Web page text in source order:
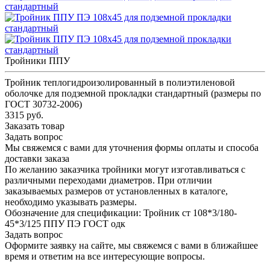
Тройники ППУ
Тройник теплогидроизолированный в полиэтиленовой
оболочке для подземной прокладки стандартный (размеры по
ГОСТ 30732-2006)
3315 руб.
Заказать товар
Задать вопрос
Мы свяжемся с вами для уточнения формы оплаты и способа
доставки заказа
По желанию заказчика тройники могут изготавливаться с
различными переходами диаметров. При отличии
заказываемых размеров от установленных в каталоге,
необходимо указывать размеры.
Обозначение для спецификации: Тройник ст 108*3/180-
45*3/125 ППУ ПЭ ГОСТ одк
Задать вопрос
Оформите заявку на сайте, мы свяжемся с вами в ближайшее
время и ответим на все интересующие вопросы.